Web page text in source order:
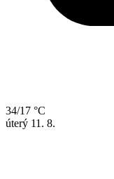
34/17 °C
úterý 11. 8.